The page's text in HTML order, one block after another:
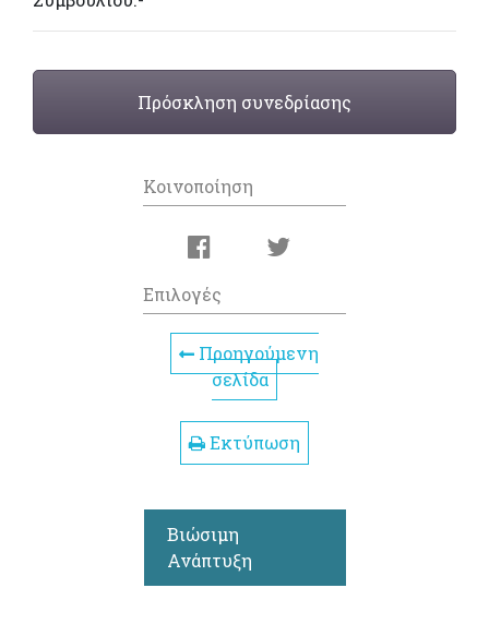
Πρόσκληση συνεδρίασης
Κοινοποίηση
Επιλογές
Προηγούμενη
σελίδα
Εκτύπωση
Βιώσιμη
Ανάπτυξη